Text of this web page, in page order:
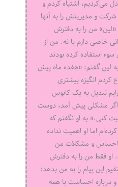
می‌کردیم، اشتباه کردم و
و مدیریتش را به آنها
من را به دفترش
خاصی دارم یا نه. من از
سوء استفاده کرده بودند
لین گفتم: «هفده ماه پیش
کردم انگیزه بیشتری
تبدیل به یک کابوس
مشکلی پیش آمد، دوست
کنی.» به او نگفتم که
اما او اهمیت نداده
احساس و مشکلات من
او فقط من را به دفترش
این پیام را به من بدهد:
درباره احساست با همه